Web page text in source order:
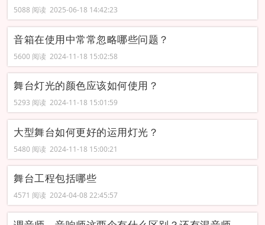
5088 阅读 2025-06-18 14:42:23
音箱在使用中常常忽略哪些问题？
5600 阅读 2024-11-18 15:02:58
舞台灯光的颜色应该如何使用？
5293 阅读 2024-11-18 15:01:59
大型舞台如何更好的运用灯光？
5480 阅读 2024-11-18 15:00:21
舞台工程包括哪些
4571 阅读 2024-04-08 22:45:57